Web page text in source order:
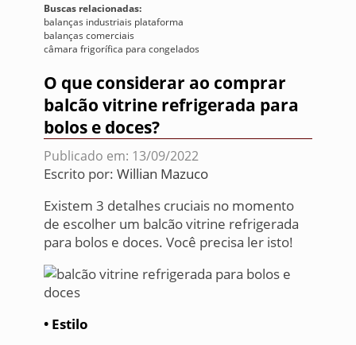
Buscas relacionadas:
balanças industriais plataforma
balanças comerciais
câmara frigorífica para congelados
O que considerar ao comprar
balcão vitrine refrigerada para
bolos e doces?
Publicado em: 13/09/2022
Escrito por: Willian Mazuco
Existem 3 detalhes cruciais no momento
de escolher um balcão vitrine refrigerada
para bolos e doces. Você precisa ler isto!
• Estilo